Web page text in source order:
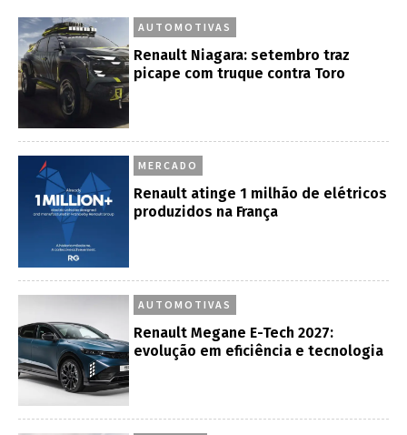
AUTOMOTIVAS
Renault Niagara: setembro traz
picape com truque contra Toro
MERCADO
Renault atinge 1 milhão de elétricos
produzidos na França
AUTOMOTIVAS
Renault Megane E-Tech 2027:
evolução em eficiência e tecnologia